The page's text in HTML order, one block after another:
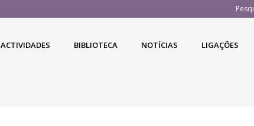
ACTIVIDADES BIBLIOTECA NOTÍCIAS LIGAÇÕES